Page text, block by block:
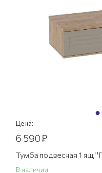
Цена:
6 590₽
Тумба подвесная 1 ящ
В наличии